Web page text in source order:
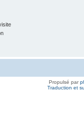
Propulsé par
Traduction et